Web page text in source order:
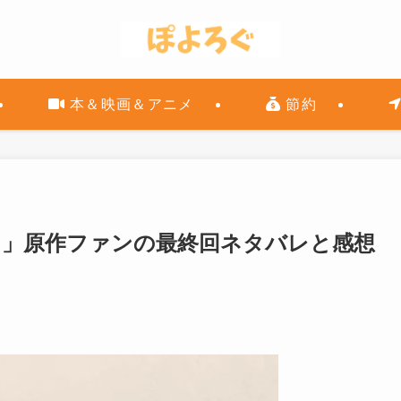
本＆映画＆アニメ 節約
原作ファンの最終回ネタバレと感想